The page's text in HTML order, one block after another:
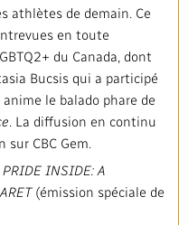
athlètes de demain. Ce
en toute
du Canada, dont
Bucsis qui a participé
le balado phare de
. La diffusion en continu
CBC Gem.
PRIDE INSIDE: A
(émission spéciale de